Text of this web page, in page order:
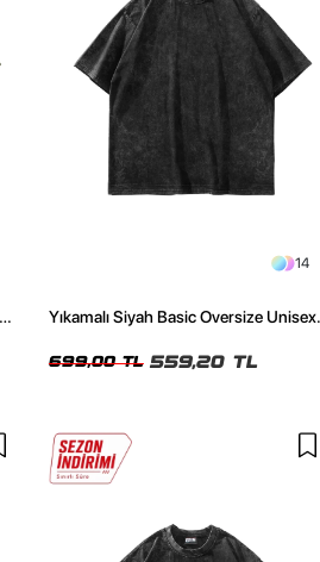
14
Yıkamalı Siyah Basic Oversize Unisex
699,00 TL 559,20 TL